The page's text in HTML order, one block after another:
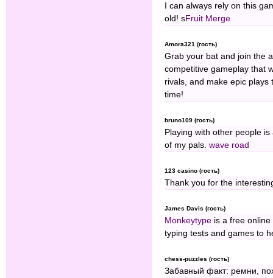
I can always rely on this
old! sFruit Merge
Amora321 (гость)
Grab your bat and join the
competitive gameplay that
rivals, and make epic plays
time!
bruno109 (гость)
Playing with other people
of my pals. wave road
123 casino (гость)
Thank you for the
James Davis (гость)
Monkeytype is a free
typing tests and games to
chess-puzzles (гость)
Забавный факт: ремни,